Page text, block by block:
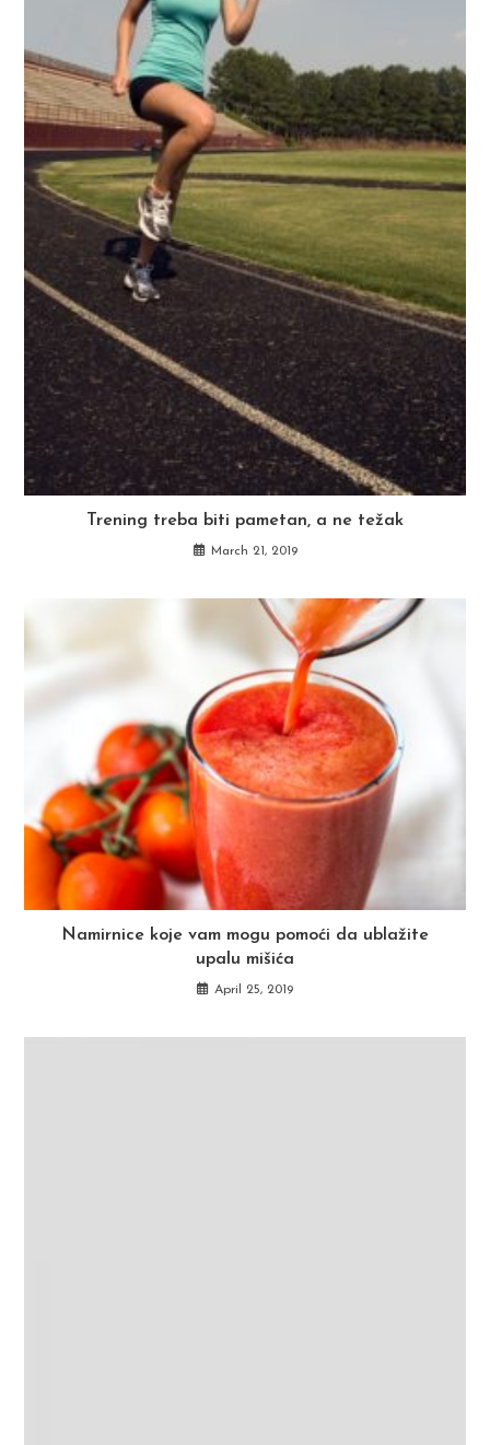
Trening treba biti pametan, a ne težak
March 21, 2019
Namirnice koje vam mogu pomoći da ublažite
upalu mišića
April 25, 2019